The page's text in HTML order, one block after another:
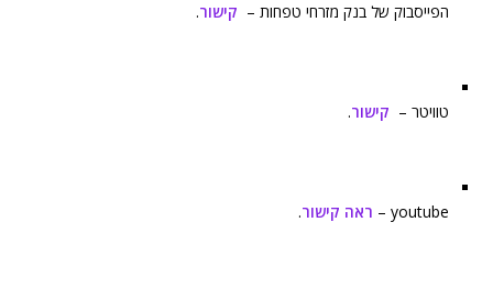
הפייסבוק של בנק מזרחי טפחות – קישור.
טוויטר – קישור.
youtube – ראה קישור.